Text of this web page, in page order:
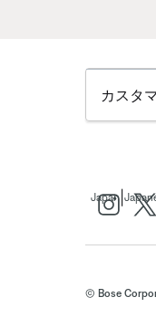
カスタ
Japan
© Bose